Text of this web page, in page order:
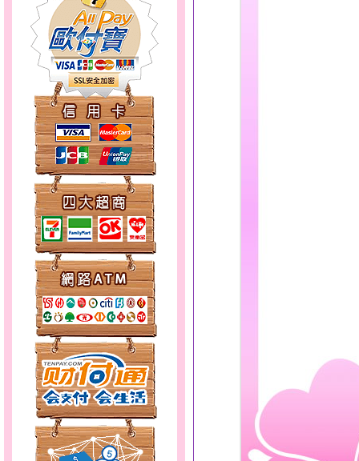
錦繡龍鳳～黃金耳環
幸福溫暖～金銀鋼套鍊
夢想幸福～男黃金戒指